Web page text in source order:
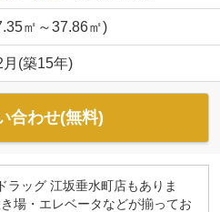
㎡～37.86㎡)
月(築15年)
合わせ(無料)
ラッグ 江坂垂水町店もありま
場・エレベータなどが揃ってお